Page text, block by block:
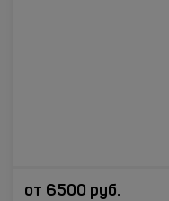
от 6500 руб.